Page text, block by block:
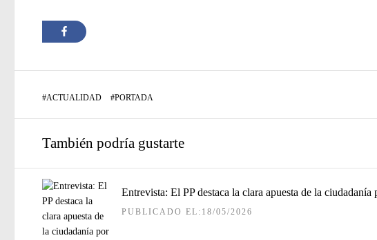
#ACTUALIDAD #PORTADA
También podría gustarte
Entrevista: El PP destaca la clara apuesta de la ciudadanía
PUBLICADO EL:18/05/2026